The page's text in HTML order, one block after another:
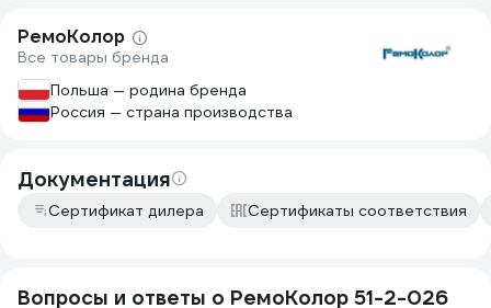
РемоКолор
Все товары бренда
Польша — родина бренда
Россия — страна производства
Документация
Сертификат дилера Сертификаты соответствия
Вопросы и ответы о РемоКолор 51-2-026